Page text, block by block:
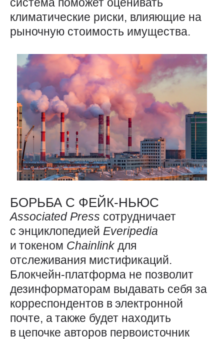
климатические риски, влияющие на
рыночную стоимость имущества.
БОРЬБА С ФЕЙК-НЬЮС
Associated Press сотрудничает
с энциклопедией Everipedia
и токеном Chainlink для
отслеживания мистификаций.
Блокчейн-платформа не позволит
дезинформаторам выдавать себя за
корреспондентов в электронной
почте, а также будет находить
в цепочке авторов первоисточник